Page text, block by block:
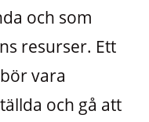
och som
resurser. Ett
vara
och gå att